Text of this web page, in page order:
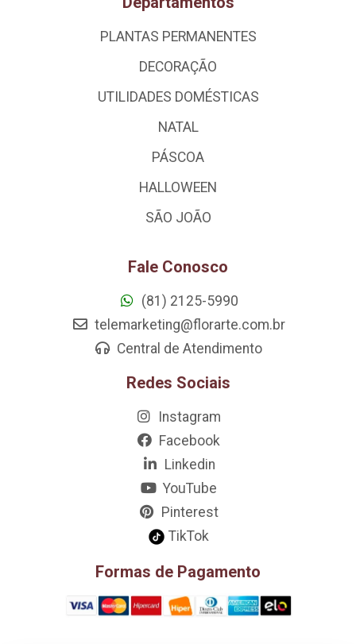
PLANTAS PERMANENTES
DECORAÇÃO
UTILIDADES DOMÉSTICAS
NATAL
PÁSCOA
HALLOWEEN
SÃO JOÃO
Fale Conosco
(81) 2125-5990
telemarketing@florarte.com.br
Central de Atendimento
Redes Sociais
Instagram
Facebook
Linkedin
YouTube
Pinterest
TikTok
Formas de Pagamento